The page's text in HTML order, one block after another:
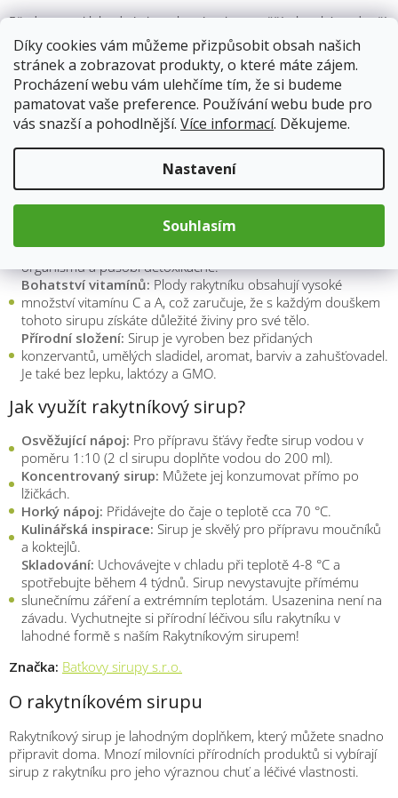
Díky cookies vám můžeme přizpůsobit obsah našich
stránek a zobrazovat produkty, o které máte zájem.
Procházení webu vám ulehčíme tím, že si budeme
pamatovat vaše preference. Používání webu bude pro
vás snazší a pohodlnější. Více informací. Děkujeme.
Nastavení
Souhlasím
Představte si lahodný sirup, který nejen osvěží, ale také podpoří
vaše zdraví. Náš Rakytníkový sirup je tím pravým. Vyrobený z
plodů rakytníku řešetlákového, tento sirup je skvělým zdrojem
vitamínů a minerálů, které podporují imunitní systém, zvyšují
odolnost organismu a působí harmonicky na trávicí systém.
Složení:Sacharóza, 100% lisovaná rakytníková šťáva min. 40 %.
extrakt z rakytníku min. 20 % (filtrovaná voda, plody rakytníku
řešetlákového), kyselina: kys. citronová
Proč zvolit náš rakytníkový sirup?
Rakytník je známý svými léčivými
vlastnostmi, které podporují imunitní systém, zvyšují odolnost
organismu a působí detoxikačně.
Bohatství vitamínů: Plody rakytníku obsahují vysoké
množství vitamínu C a A, což zaručuje, že s každým douškem
tohoto sirupu získáte důležité živiny pro své tělo.
Přírodní složení: Sirup je vyroben bez přidaných
konzervantů, umělých sladidel, aromat, barviv a zahušťovadel.
Je také bez lepku, laktózy a GMO.
Jak využít rakytníkový sirup?
Osvěžující nápoj: Pro přípravu šťávy řeďte sirup vodou v
poměru 1:10 (2 cl sirupu doplňte vodou do 200 ml).
Koncentrovaný sirup: Můžete jej konzumovat přímo po
lžičkách.
Horký nápoj: Přidávejte do čaje o teplotě cca 70 °C.
Kulinářská inspirace: Sirup je skvělý pro přípravu moučníků
a koktejlů.
Skladování: Uchovávejte v chladu při teplotě 4-8 °C a
spotřebujte během 4 týdnů. Sirup nevystavujte přímému
slunečnímu záření a extrémním teplotám. Usazenina není na
závadu. Vychutnejte si přírodní léčivou sílu rakytníku v
lahodné formě s naším Rakytníkovým sirupem!
Značka: Baťkovy sirupy s.r.o.
O rakytníkovém sirupu
Rakytníkový sirup je lahodným doplňkem, který můžete snadno
připravit doma. Mnozí milovníci přírodních produktů si vybírají
sirup z rakytníku pro jeho výraznou chuť a léčivé vlastnosti.